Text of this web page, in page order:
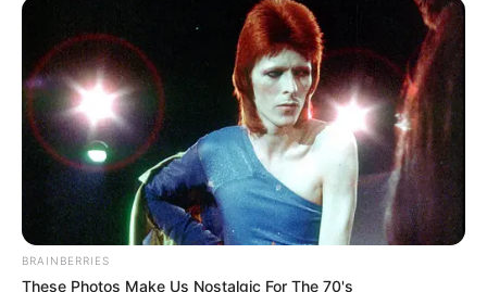
(foto: instagram/jeromepolin)
3. Mencoba cosplay sebagai driver ojol
BRAINBERRIES
These Photos Make Us Nostalgic For The 70's